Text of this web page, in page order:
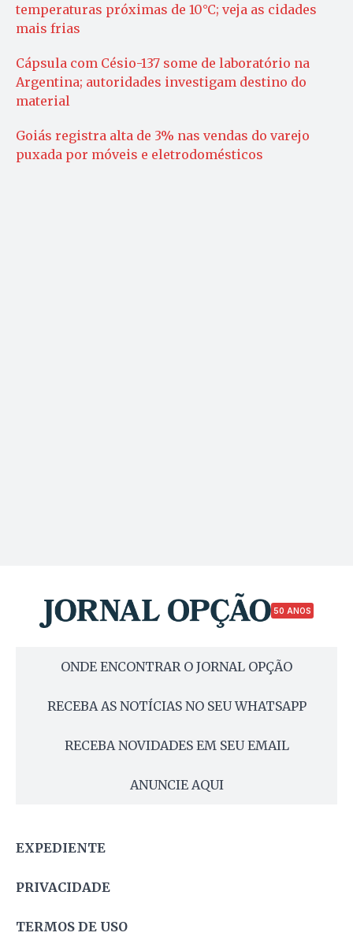
temperaturas próximas de 10°C; veja as cidades
mais frias
Cápsula com Césio-137 some de laboratório na
Argentina; autoridades investigam destino do
material
Goiás registra alta de 3% nas vendas do varejo
puxada por móveis e eletrodomésticos
50 ANOS
ONDE ENCONTRAR O JORNAL OPÇÃO
RECEBA AS NOTÍCIAS NO SEU WHATSAPP
RECEBA NOVIDADES EM SEU EMAIL
ANUNCIE AQUI
EXPEDIENTE
PRIVACIDADE
TERMOS DE USO